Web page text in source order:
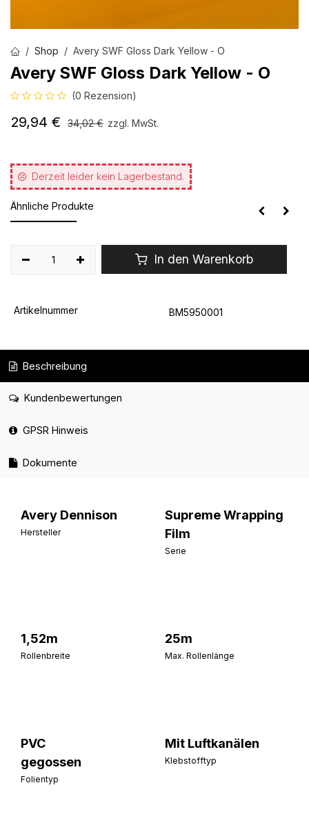
Shop Avery SWF Gloss Dark Yellow - O
Avery SWF Gloss Dark Yellow - O
(0 Rezension)
29,94 € 34,02€ zzgl. MwSt.
Derzeit leider kein Lagerbestand.
Ähnliche Produkte
In den Warenkorb
Artikelnummer BM5950001
Beschreibung
Kundenbewertungen
GPSR Hinweis
Dokumente
Avery Dennison
Hersteller
Supreme Wrapping
Film
Serie
1,52m
Rollenbreite
25m
Max. Rollenlänge
PVC
gegossen
Folientyp
Mit Luftkanälen
Klebstofftyp